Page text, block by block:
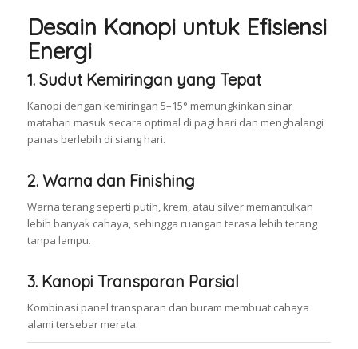
Desain Kanopi untuk Efisiensi
Energi
1. Sudut Kemiringan yang Tepat
Kanopi dengan kemiringan 5–15° memungkinkan sinar
matahari masuk secara optimal di pagi hari dan menghalangi
panas berlebih di siang hari.
2. Warna dan Finishing
Warna terang seperti putih, krem, atau silver memantulkan
lebih banyak cahaya, sehingga ruangan terasa lebih terang
tanpa lampu.
3. Kanopi Transparan Parsial
Kombinasi panel transparan dan buram membuat cahaya
alami tersebar merata.